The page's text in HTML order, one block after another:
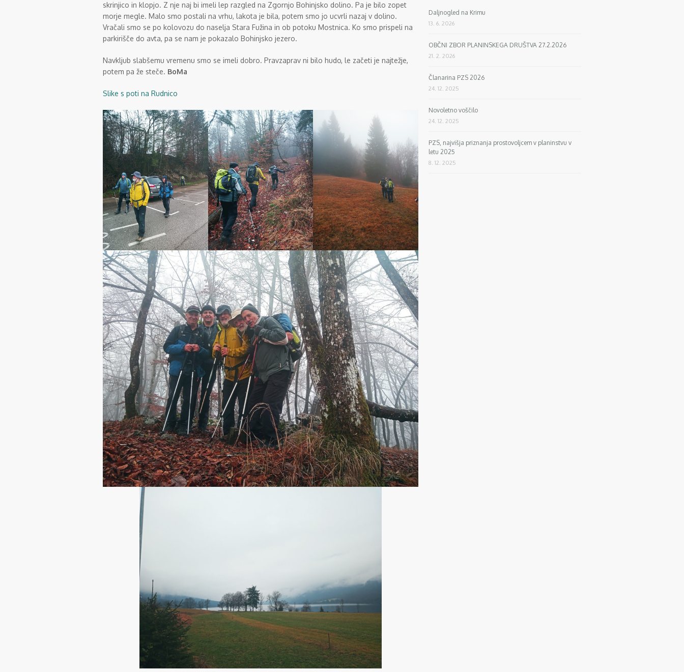
skrinjico in klopjo. Z nje naj bi imeli lep razgled na Zgornjo Bohinjsko dolino. Pa je bilo zopet
morje megle. Malo smo postali na vrhu, lakota je bila, potem smo jo ucvrli nazaj v dolino.
Vračali smo se po kolovozu do naselja Stara Fužina in ob potoku Mostnica. Ko smo prispeli na
parkirišče do avta, pa se nam je pokazalo Bohinjsko jezero.
Navkljub slabšemu vremenu smo se imeli dobro. Pravzaprav ni bilo hudo, le začeti je najtežje,
potem pa že steče. BoMa
Slike s poti na Rudnico
Daljnogled na Krimu
13. 6. 2026
OBČNI ZBOR PLANINSKEGA DRUŠTVA 27.2.2026
21. 2. 2026
Članarina PZS 2026
24. 12. 2025
Novoletno voščilo
24. 12. 2025
PZS, najvišja priznanja prostovoljcem v planinstvu v
letu 2025
8. 12. 2025